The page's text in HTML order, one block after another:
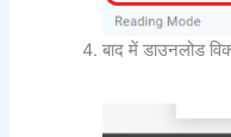
बाद में डाउनलोड